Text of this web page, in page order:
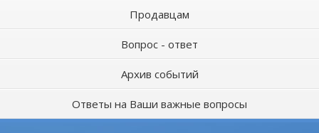
Продавцам
Вопрос - ответ
Архив событий
Ответы на Ваши важные вопросы